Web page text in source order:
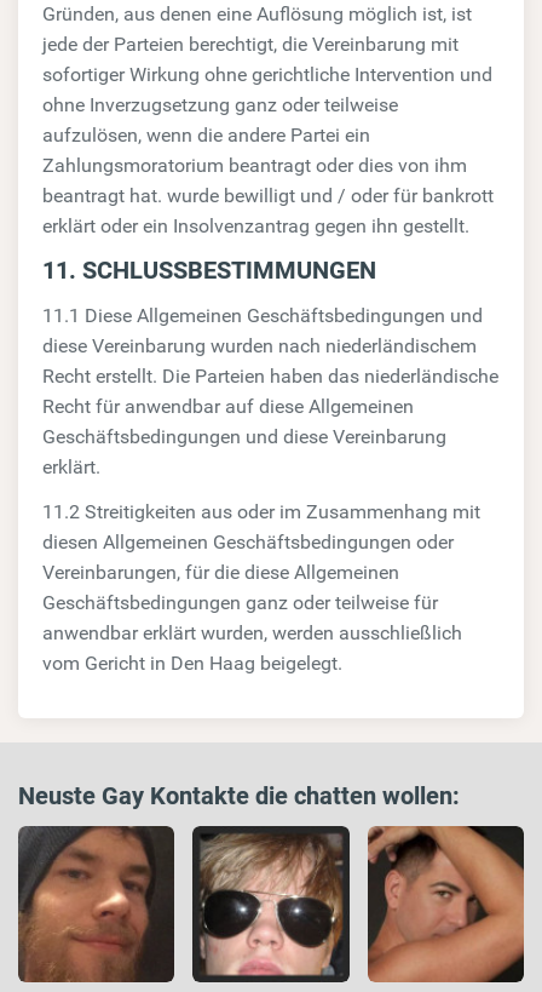
Gründen, aus denen eine Auflösung möglich ist, ist
jede der Parteien berechtigt, die Vereinbarung mit
sofortiger Wirkung ohne gerichtliche Intervention und
ohne Inverzugsetzung ganz oder teilweise
aufzulösen, wenn die andere Partei ein
Zahlungsmoratorium beantragt oder dies von ihm
beantragt hat. wurde bewilligt und / oder für bankrott
erklärt oder ein Insolvenzantrag gegen ihn gestellt.
11. SCHLUSSBESTIMMUNGEN
11.1 Diese Allgemeinen Geschäftsbedingungen und
diese Vereinbarung wurden nach niederländischem
Recht erstellt. Die Parteien haben das niederländische
Recht für anwendbar auf diese Allgemeinen
Geschäftsbedingungen und diese Vereinbarung
erklärt.
11.2 Streitigkeiten aus oder im Zusammenhang mit
diesen Allgemeinen Geschäftsbedingungen oder
Vereinbarungen, für die diese Allgemeinen
Geschäftsbedingungen ganz oder teilweise für
anwendbar erklärt wurden, werden ausschließlich
vom Gericht in Den Haag beigelegt.
Neuste Gay Kontakte die chatten wollen: